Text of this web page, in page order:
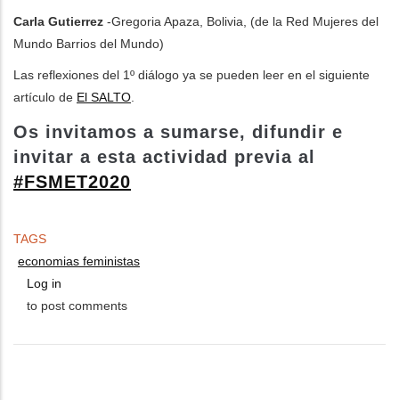
Carla Gutierrez -Gregoria Apaza, Bolivia, (de la Red Mujeres del
Mundo Barrios del Mundo)
Las reflexiones del 1º diálogo ya se pueden leer en el siguiente
artículo de El SALTO
Os invitamos a sumarse, difundir e
invitar a esta actividad previa al
#FSMET2020
TAGS
economias feministas
Log in
to post comments